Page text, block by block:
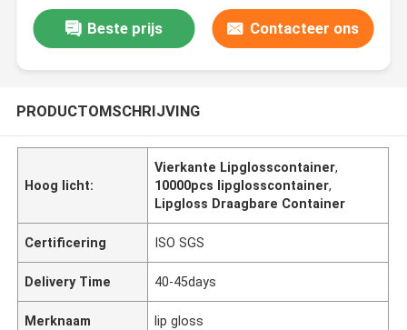
Beste prijs Contacteer ons
PRODUCTOMSCHRIJVING
Hoog licht:
Vierkante Lipglosscontainer,
10000pcs lipglosscontainer,
Lipgloss Draagbare Container
Certificering ISO SGS
Delivery Time 40-45days
Merknaam lip gloss